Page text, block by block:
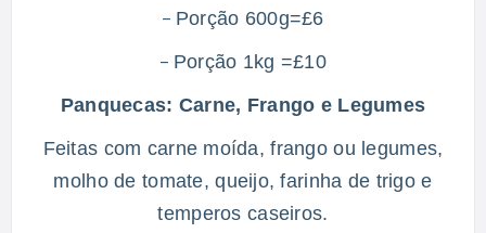
– Porção 600g=£6
– Porção 1kg =£10
Panquecas: Carne, Frango e Legumes
Feitas com carne moída, frango ou legumes,
molho de tomate, queijo, farinha de trigo e
temperos caseiros.